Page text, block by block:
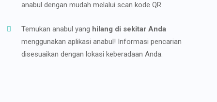
anabul dengan mudah melalui scan kode QR.
Temukan anabul yang hilang di sekitar Anda
menggunakan aplikasi anabul! Informasi pencarian
disesuaikan dengan lokasi keberadaan Anda.